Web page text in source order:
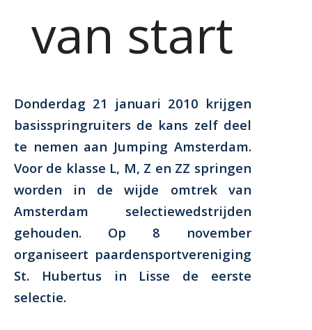
van start
Donderdag 21 januari 2010 krijgen
basisspringruiters de kans zelf deel
te nemen aan Jumping Amsterdam.
Voor de klasse L, M, Z en ZZ springen
worden in de wijde omtrek van
Amsterdam selectiewedstrijden
gehouden. Op 8 november
organiseert paardensportvereniging
St. Hubertus in Lisse de eerste
selectie.